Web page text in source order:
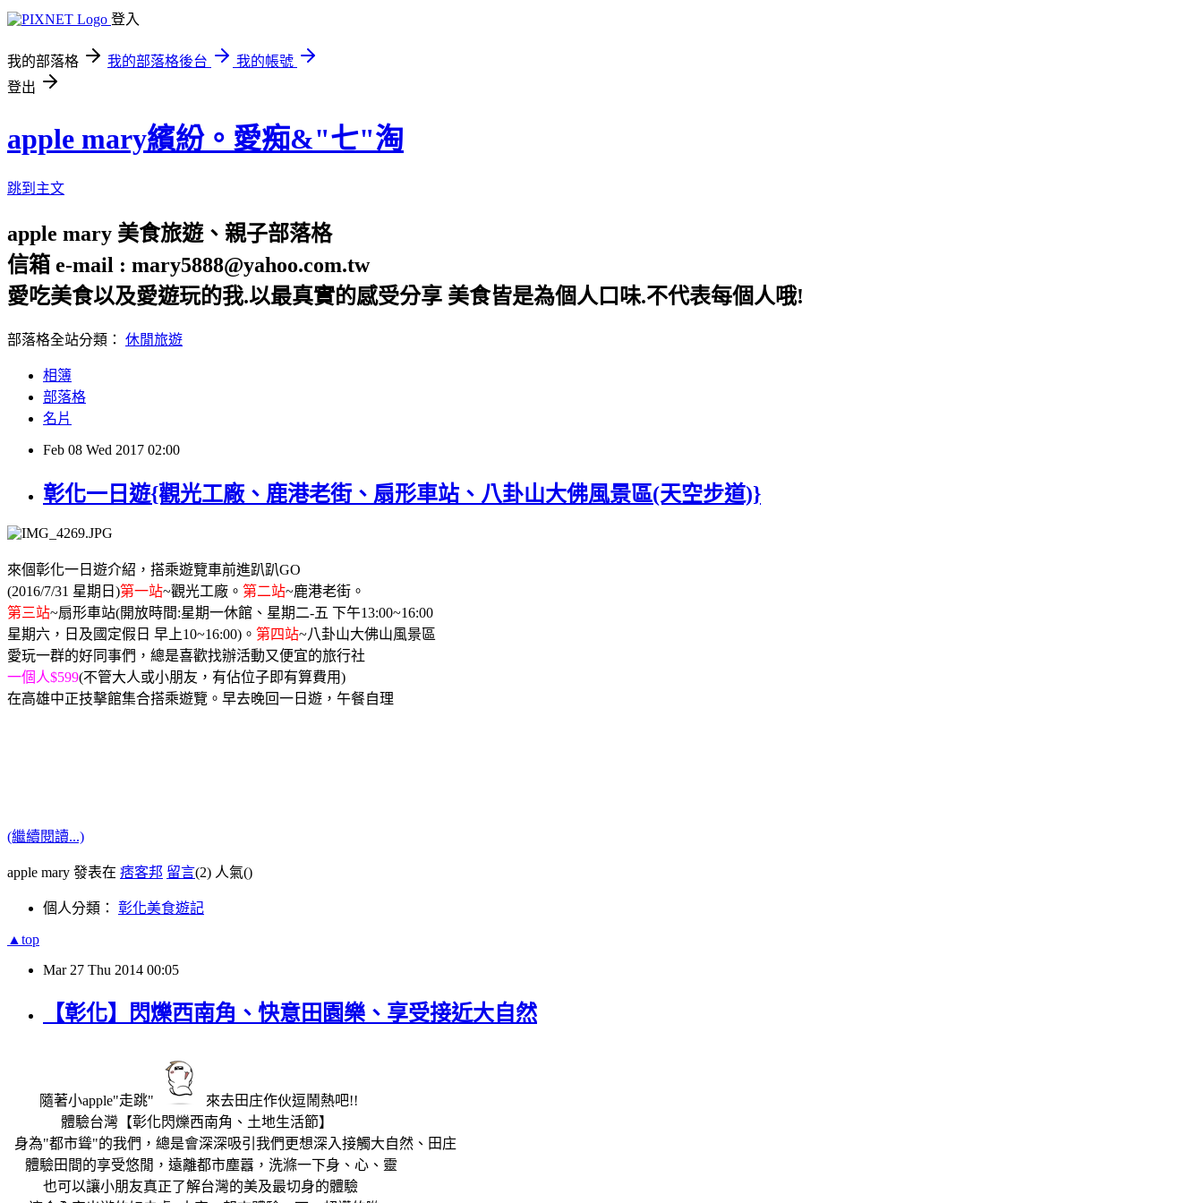
登入
我的部落格 我的部落格後台
我的帳號
登出
apple mary繽紛。愛痴&"七"淘
跳到主文
apple mary 美食旅遊、親子部落格
信箱 e-mail : mary5888@yahoo.com.tw
愛吃美食以及愛遊玩的我.以最真實的感受分享 美食皆是為個人口味.不代表每個人哦!
部落格全站分類： 休閒旅遊
相簿
部落格
名片
Feb 08 Wed 2017 02:00
彰化一日遊{觀光工廠、鹿港老街、扇形車站、八卦山大佛風景區(天空步道)}
來個彰化一日遊介紹，搭乘遊覽車前進趴趴GO
(2016/7/31 星期日)第一站~觀光工廠。 第二站~鹿港老街。
第三站~扇形車站(開放時間:星期一休館、星期二-五 下午13:00~16:00
星期六，日及國定假日 早上10~16:00)。 第四站~八卦山大佛山風景區
愛玩一群的好同事們，總是喜歡找辦活動又便宜的旅行社
一個人$599(不管大人或小朋友，有佔位子即有算費用)
在高雄中正技擊館集合搭乘遊覽。早去晚回一日遊，午餐自理
(繼續閱讀...)
apple mary 發表在 痞客邦 留言(2) 人氣()
個人分類： 彰化美食遊記
▲top
Mar 27 Thu 2014 00:05
【彰化】閃爍西南角、快意田園樂、享受接近大自然
隨著小apple"走跳"
來去田庄作伙逗鬧熱吧!!
體驗台灣【彰化閃爍西南角、土地生活節】
身為"都市聳"的我們，總是會深深吸引我們更想深入接觸大自然、田庄
體驗田間的享受悠閒，遠離都市塵囂，洗滌一下身、心、靈
也可以讓小朋友真正了解台灣的美及最切身的體驗